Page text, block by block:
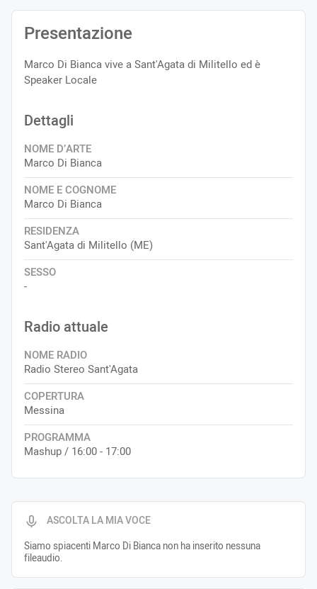
ASCOLTA LA MIA VOCE
Siamo spiacenti Marco Di Bianca non ha inserito nessuna
fileaudio.
Presentazione
Marco Di Bianca vive a Sant'Agata di Militello ed è
Speaker Locale
Dettagli
NOME D’ARTE
Marco Di Bianca
NOME E COGNOME
Marco Di Bianca
RESIDENZA
Sant'Agata di Militello (ME)
SESSO
-
Radio attuale
NOME RADIO
Radio Stereo Sant'Agata
COPERTURA
Messina
PROGRAMMA
Mashup / 16:00 - 17:00